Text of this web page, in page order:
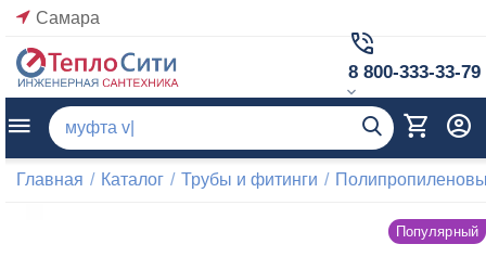
Самара
8 800-333-33-79
Главная / Каталог / Трубы и фитинги /
Популярный